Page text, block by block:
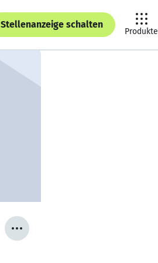
Stellenanzeige schalten
Produkte